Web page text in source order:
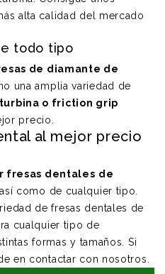
alta calidad del mercado
todo tipo
de diamante de
una amplia variedad de
o friction grip
precio.
al mejor precio
fresas dentales de
como de cualquier tipo.
de fresas dentales de
cualquier tipo de
formas y tamaños. Si
en contactar con nosotros.